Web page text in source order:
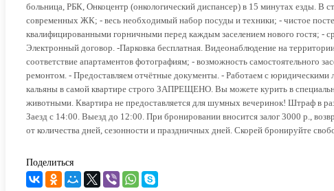
больница, РБК, Онкоцентр (онкологический диспансер) в 15 минутах езды.
современных ЖК; - весь необходимый набор посуды и техники; - чистое
квалифицированными горничными перед каждым заселением нового гостя; -
Электронный договор. -Парковка бесплатная. Видеонаблюдение на
соответствие апартаментов фотографиям; - возможность самостоятельного
ремонтом. - Предоставляем отчётные документы. - Работаем с
кальяны в самой квартире строго ЗАПРЕЩЕНО. Вы можете курить в
животными. Квартира не предоставляется для шумных вечеринок! Штраф в
Заезд с 14:00. Выезд до 12:00. При бронировании вносится залог 3000 р.,
от количества дней, сезонности и праздничных дней. Скорей бронируйте
Поделиться